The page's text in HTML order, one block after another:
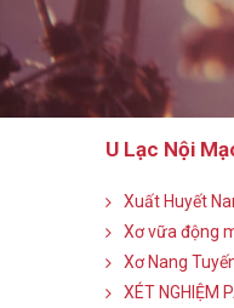
U Lạc Nội
Xuất Huyết
Xơ vữa động
Xơ Nang
XÉT NGHIỆM